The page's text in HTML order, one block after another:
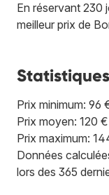
En réservant 230
meilleur prix de
Prix minimum: 96
Prix moyen: 120 €
Prix maximum:
Données
lors des 365